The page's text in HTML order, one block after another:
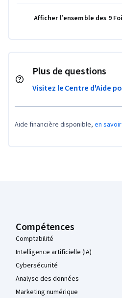
Afficher l’ensemble des 9
Plus de questions
Visitez le Centre d'Aide
Aide financière disponible, en
Compétences
Comptabilité
Intelligence artificielle (IA)
Cybersécurité
Analyse des données
Marketing numérique